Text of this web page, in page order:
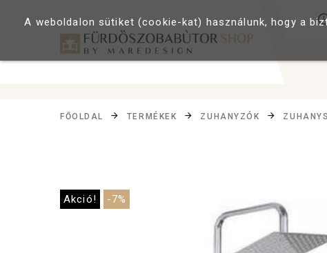
FŐOLDAL TERMÉKEK ZUHANYZÓK
Akció! -7%
A weboldalon sütiket (cookie-kat) használunk, hogy a